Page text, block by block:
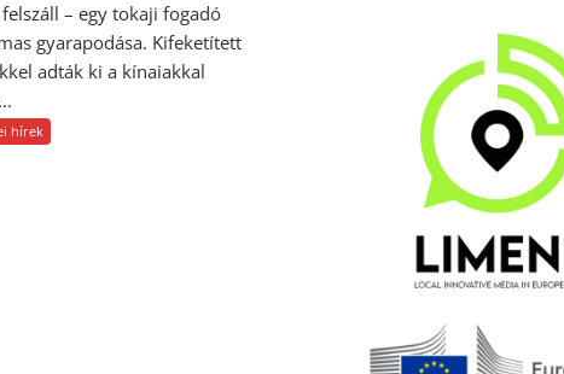
felszáll – egy tokaji fogadó
gyarapodása. Kifeketített
adták ki a kínaiakkal
hírek